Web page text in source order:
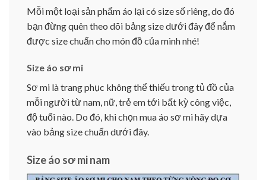
Mỗi một loại sản phẩm áo lại có size số riêng, do đó
bạn đừng quên theo dõi bảng size dưới đây để nắm
được size chuẩn cho món đồ của mình nhé!
Size áo sơ mi
Sơ mi là trang phục không thể thiếu trong tủ đồ của
mỗi người từ nam, nữ, trẻ em tới bất kỳ công việc,
độ tuổi nào. Do đó, khi chọn mua áo sơ mi hãy dựa
vào bảng size chuẩn dưới đây.
Size áo sơ mi nam